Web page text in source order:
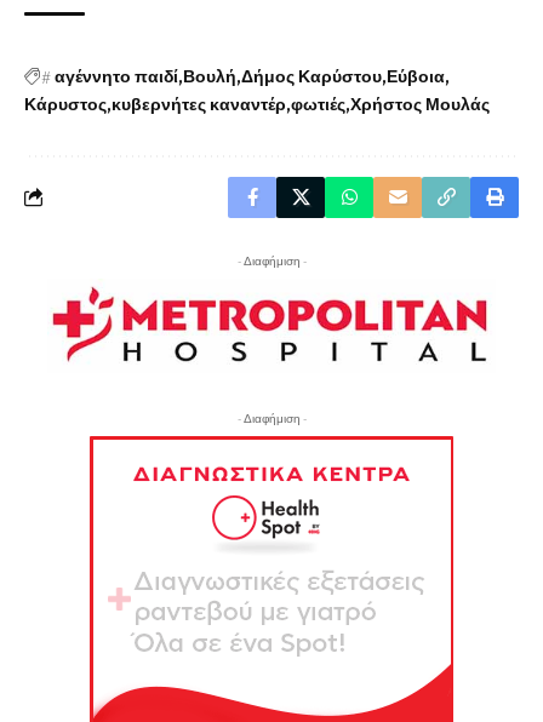
#αγέννητο παιδί Βουλή Δήμος Καρύστου Εύβοια
Κάρυστος κυβερνήτες καναντέρ φωτιές Χρήστος Μουλάς
- Διαφήμιση -
- Διαφήμιση -